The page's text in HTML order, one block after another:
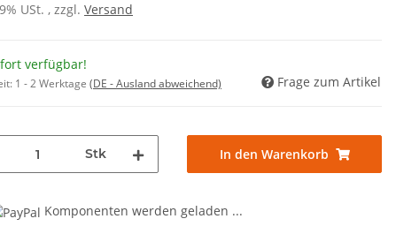
USt. , zzgl. Versand
verfügbar!
1 - 2 Werktage (DE - Ausland abweichend) Frage zum Artikel
Stk In den Warenkorb
Komponenten werden geladen ...